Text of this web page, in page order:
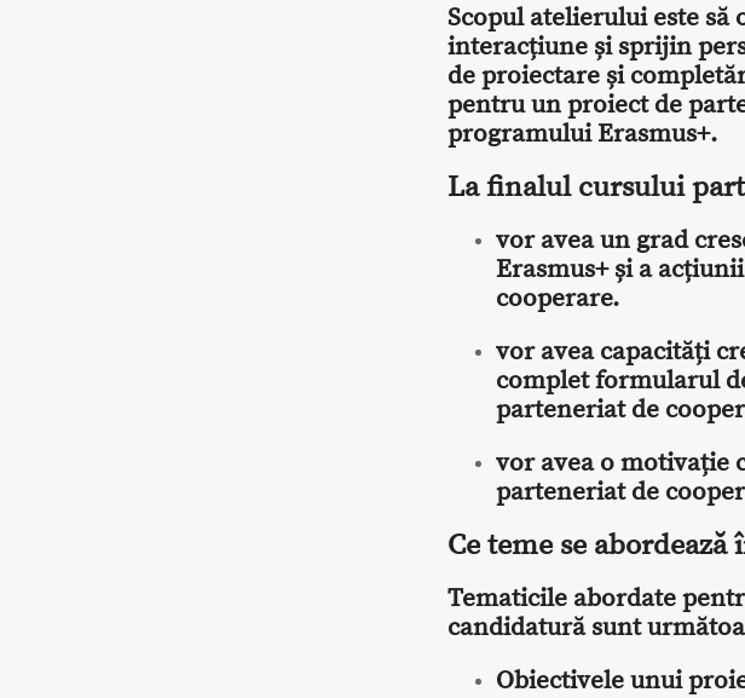
Scopul atelierului este să
interacțiune și sprijin
de proiectare și
pentru un proiect de
programului Erasmus+.
La finalul cursului
vor avea un grad
Erasmus+ și a
cooperare.
vor avea capacități
complet formularul
parteneriat de
vor avea o motivație
parteneriat de
Ce teme se
Tematicile abordate
candidatură sunt
Obiectivele unui